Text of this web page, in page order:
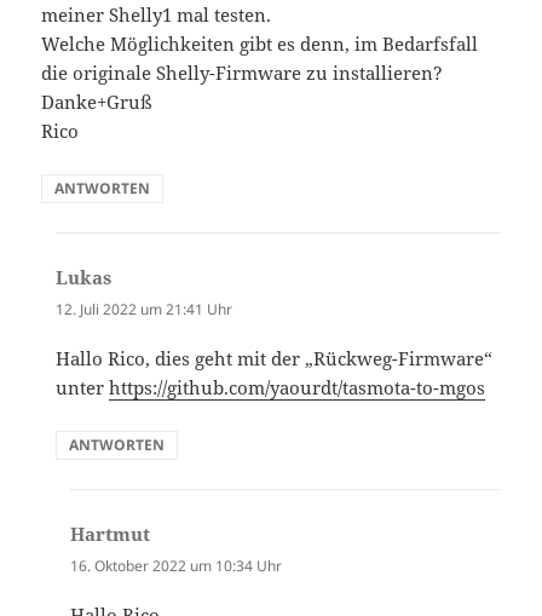
meiner Shelly1 mal testen.
Welche Möglichkeiten gibt es denn, im Bedarfsfall
die originale Shelly-Firmware zu installieren?
Danke+Gruß
Rico
ANTWORTEN
Lukas
12. Juli 2022 um 21:41 Uhr
Hallo Rico, dies geht mit der „Rückweg-Firmware“
unterhttps://github.com/yaourdt/tasmota-to-mgos
ANTWORTEN
Hartmut
16. Oktober 2022 um 10:34 Uhr